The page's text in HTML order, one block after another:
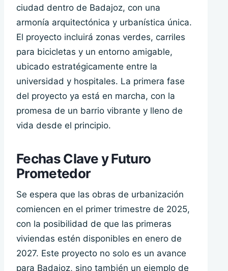
ciudad dentro de Badajoz, con una
armonía arquitectónica y urbanística única.
El proyecto incluirá zonas verdes, carriles
para bicicletas y un entorno amigable,
ubicado estratégicamente entre la
universidad y hospitales. La primera fase
del proyecto ya está en marcha, con la
promesa de un barrio vibrante y lleno de
vida desde el principio.
Fechas Clave y Futuro
Prometedor
Se espera que las obras de urbanización
comiencen en el primer trimestre de 2025,
con la posibilidad de que las primeras
viviendas estén disponibles en enero de
2027. Este proyecto no solo es un avance
para Badajoz, sino también un ejemplo de